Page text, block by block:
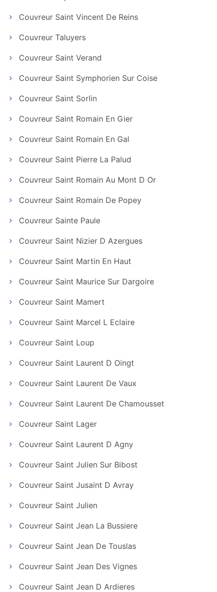
Couvreur Saint Vincent De Reins
Couvreur Taluyers
Couvreur Saint Verand
Couvreur Saint Symphorien Sur Coise
Couvreur Saint Sorlin
Couvreur Saint Romain En Gier
Couvreur Saint Romain En Gal
Couvreur Saint Pierre La Palud
Couvreur Saint Romain Au Mont D Or
Couvreur Saint Romain De Popey
Couvreur Sainte Paule
Couvreur Saint Nizier D Azergues
Couvreur Saint Martin En Haut
Couvreur Saint Maurice Sur Dargoire
Couvreur Saint Mamert
Couvreur Saint Marcel L Eclaire
Couvreur Saint Loup
Couvreur Saint Laurent D Oingt
Couvreur Saint Laurent De Vaux
Couvreur Saint Laurent De Chamousset
Couvreur Saint Lager
Couvreur Saint Laurent D Agny
Couvreur Saint Julien Sur Bibost
Couvreur Saint Jusaint D Avray
Couvreur Saint Julien
Couvreur Saint Jean La Bussiere
Couvreur Saint Jean De Touslas
Couvreur Saint Jean Des Vignes
Couvreur Saint Jean D Ardieres